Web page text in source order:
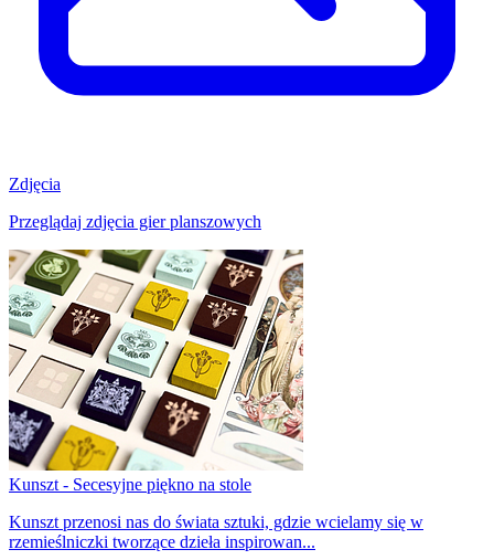
Zdjęcia
Przeglądaj zdjęcia gier planszowych
Kunszt - Secesyjne piękno na stole
Kunszt przenosi nas do świata sztuki, gdzie wcielamy się w
rzemieślniczki tworzące dzieła inspirowan...